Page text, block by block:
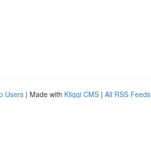
Users | Made with Kliqqi CMS | All RSS Feeds